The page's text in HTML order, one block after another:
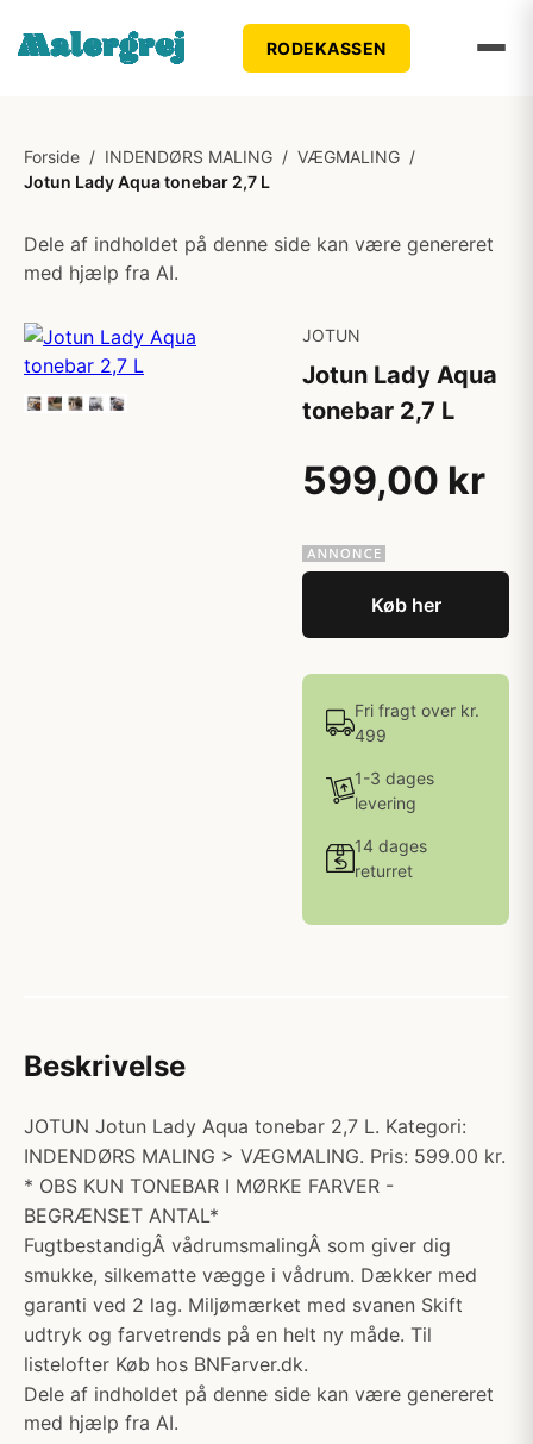
RODEKASSEN
Forside / INDENDØRS MALING / VÆGMALING /
Jotun Lady Aqua tonebar 2,7 L
Dele af indholdet på denne side kan være genereret
med hjælp fra AI.
JOTUN
Jotun Lady Aqua
tonebar 2,7 L
599,00 kr
Køb her
Fri fragt over kr.
499
1-3 dages
levering
14 dages
returret
Beskrivelse
JOTUN Jotun Lady Aqua tonebar 2,7 L. Kategori:
INDENDØRS MALING > VÆGMALING. Pris: 599.00 kr.
* OBS KUN TONEBAR I MØRKE FARVER -
BEGRÆNSET ANTAL*
FugtbestandigÂ vådrumsmalingÂ som giver dig
smukke, silkematte vægge i vådrum. Dækker med
garanti ved 2 lag. Miljømærket med svanen Skift
udtryk og farvetrends på en helt ny måde. Til
listelofter Køb hos BNFarver.dk.
Dele af indholdet på denne side kan være genereret
med hjælp fra AI.